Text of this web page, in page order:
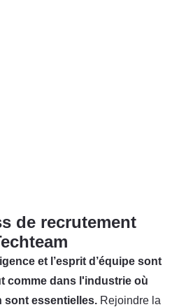
de recrutement
et l’esprit d’équipe sont
comme dans l'industrie où
sont essentielles.Rejoindre la